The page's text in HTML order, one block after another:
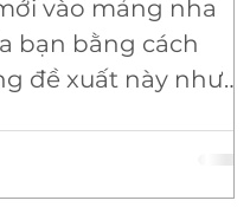
vào mảng nha
bạn bằng cách
đề xuất này như